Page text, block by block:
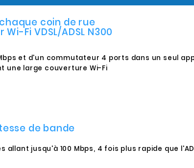
coin de rue
Fi VDSL/ADSL N300
et d'un commutateur 4 ports dans un seul
une large couverture Wi-Fi
de bande
jusqu'à 100 Mbps, 4 fois plus rapide que